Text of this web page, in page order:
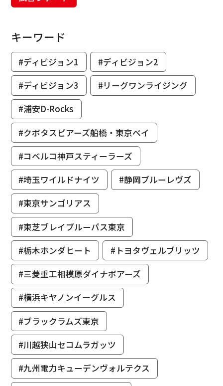
キーワード
#ディビジョン1
#ディビジョン2
#ディビジョン3
#リーグワンライジング
#浦安D-Rocks
#クボタスピアーズ船橋・東京ベイ
#コベルコ神戸スティーラーズ
#埼玉ワイルドナイツ
#静岡ブルーレヴズ
#東京サンゴリアス
#東芝ブレイブルーパス東京
#栃木ホンダヒート
#トヨタヴェルブリッツ
#三菱重工相模原ダイナボアーズ
#横浜キヤノンイーグルス
#ブラックラムズ東京
#川越狭山セコムラガッツ
#九州電力キューデンヴォルテクス